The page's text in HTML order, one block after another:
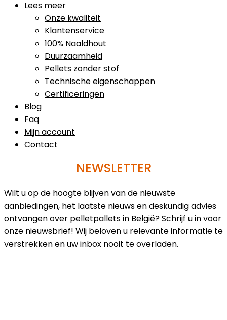
Lees meer
Onze kwaliteit
Klantenservice
100% Naaldhout
Duurzaamheid
Pellets zonder stof
Technische eigenschappen
Certificeringen
Blog
Faq
Mijn account
Contact
NEWSLETTER
Wilt u op de hoogte blijven van de nieuwste
aanbiedingen, het laatste nieuws en deskundig advies
ontvangen over pelletpallets in België? Schrijf u in voor
onze nieuwsbrief! Wij beloven u relevante informatie te
verstrekken en uw inbox nooit te overladen.